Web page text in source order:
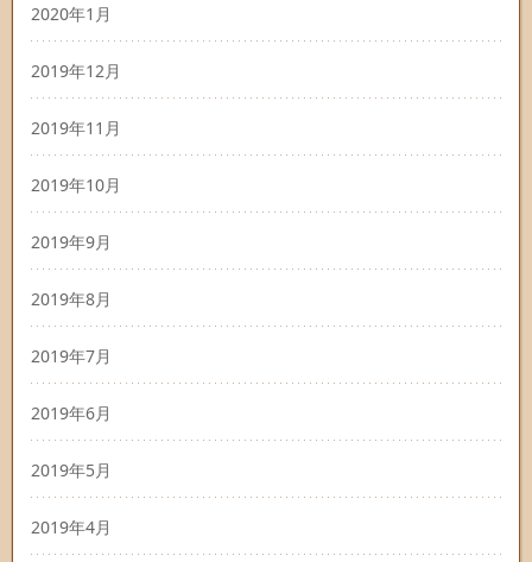
2020年1月
2019年12月
2019年11月
2019年10月
2019年9月
2019年8月
2019年7月
2019年6月
2019年5月
2019年4月